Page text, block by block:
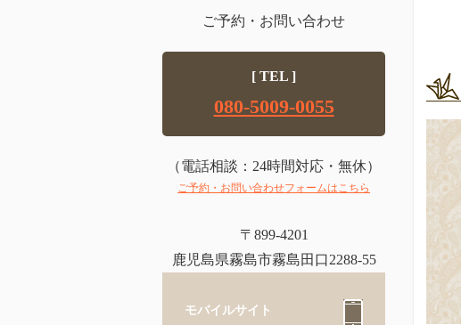
ご予約・お問い合わせ
[ TEL ]
080-5009-0055
（電話相談：24時間対応・無休）
ご予約・お問い合わせフォームはこちら
〒899-4201
鹿児島県霧島市霧島田口2288-55
モバイルサイト